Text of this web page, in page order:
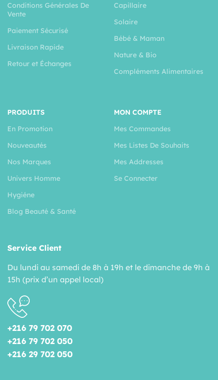
Conditions Générales De
Vente
Paiement Sécurisé
Livraison Rapide
Retour et Échanges
Capillaire
Solaire
Bébé & Maman
Nature & Bio
Compléments Alimentaires
PRODUITS
En Promotion
Nouveautés
Nos Marques
Univers Homme
Hygiéne
Blog Beauté & Santé
MON COMPTE
Mes Commandes
Mes Listes De Souhaits
Mes Addresses
Se Connecter
Service Client
Du lundi au samedi de 8h à 19h et le dimanche de 9h à
15h (prix d’un appel local)
+216 79 702 070
+216 79 702 050
+216 29 702 050